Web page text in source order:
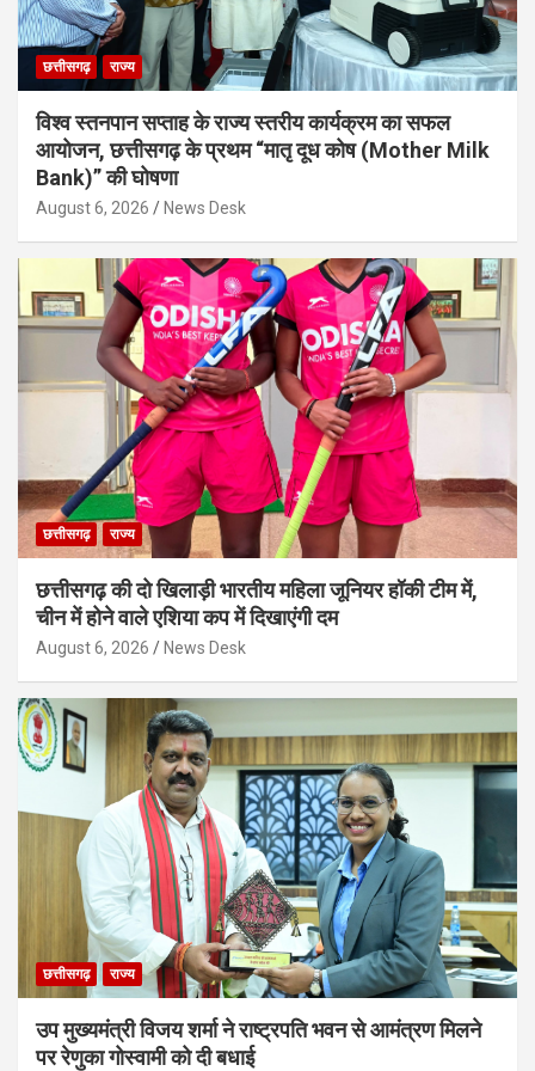
छत्तीसगढ़ राज्य
विश्व स्तनपान सप्ताह के राज्य स्तरीय कार्यक्रम का सफल
आयोजन, छत्तीसगढ़ के प्रथम “मातृ दूध कोष (Mother Milk
Bank)” की घोषणा
August 6, 2026 News Desk
छत्तीसगढ़ राज्य
छत्तीसगढ़ की दो खिलाड़ी भारतीय महिला जूनियर हॉकी टीम में,
चीन में होने वाले एशिया कप में दिखाएंगी दम
August 6, 2026 News Desk
छत्तीसगढ़ राज्य
उप मुख्यमंत्री विजय शर्मा ने राष्ट्रपति भवन से आमंत्रण मिलने
पर रेणुका गोस्वामी को दी बधाई